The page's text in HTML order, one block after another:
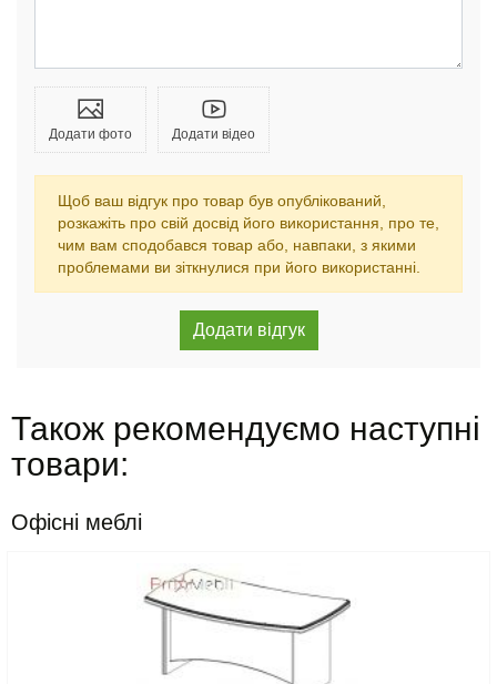
Додати фото Додати відео
Щоб ваш відгук про товар був опублікований,
розкажіть про свій досвід його використання, про те,
чим вам сподобався товар або, навпаки, з якими
проблемами ви зіткнулися при його використанні.
Також рекомендуємо наступні
товари:
Офісні меблі